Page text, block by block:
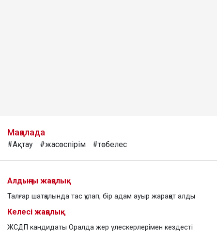
Мақалада
#Ақтау #жасөспірім #төбелес
Алдыңғы жаңалық
Талғар шатқалында тас құлап, бір адам ауыр жарақат алды
Келесі жаңалық
ЖСДП кандидаты Оралда жер үлескерлерімен кездесті